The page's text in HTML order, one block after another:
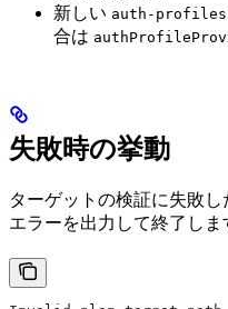
新しい auth-
合は
失敗時の挙動
ターゲットの検証に失敗
エラーを出力して終了しま